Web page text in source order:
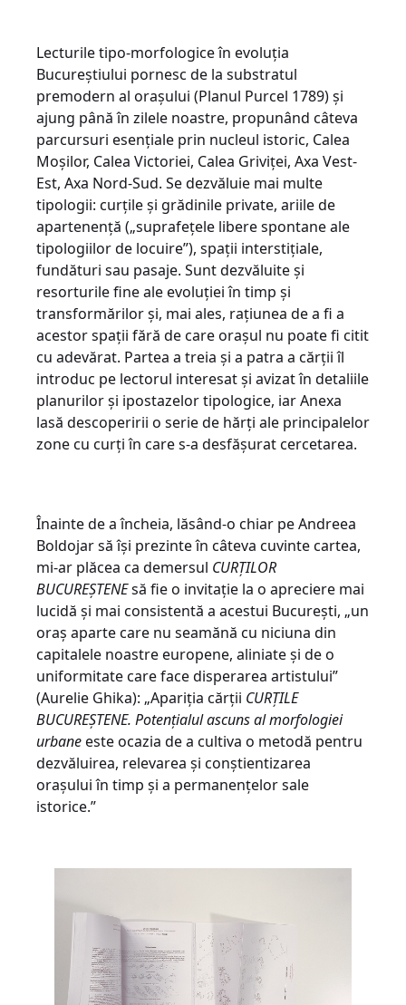
Lecturile tipo-morfologice în evoluția
Bucureștiului pornesc de la substratul
premodern al orașului (Planul Purcel 1789) și
ajung până în zilele noastre, propunând câteva
parcursuri esențiale prin nucleul istoric, Calea
Moșilor, Calea Victoriei, Calea Griviței, Axa Vest-
Est, Axa Nord-Sud. Se dezvăluie mai multe
tipologii: curțile și grădinile private, ariile de
apartenență („suprafețele libere spontane ale
tipologiilor de locuire”), spații interstițiale,
fundături sau pasaje. Sunt dezvăluite și
resorturile fine ale evoluției în timp și
transformărilor și, mai ales, rațiunea de a fi a
acestor spații fără de care orașul nu poate fi citit
cu adevărat. Partea a treia și a patra a cărții îl
introduc pe lectorul interesat și avizat în detaliile
planurilor și ipostazelor tipologice, iar Anexa
lasă descoperirii o serie de hărți ale principalelor
zone cu curți în care s-a desfășurat cercetarea.
Înainte de a încheia, lăsând-o chiar pe Andreea
Boldojar să își prezinte în câteva cuvinte cartea,
mi-ar plăcea ca demersul CURȚILOR
BUCUREȘTENEsă fie o invitație la o apreciere mai
lucidă și mai consistentă a acestui București, „un
oraș aparte care nu seamănă cu niciuna din
capitalele noastre europene, aliniate și de o
uniformitate care face disperarea artistului”
(Aurelie Ghika): „Apariția cărții CURȚILE
BUCUREȘTENE. Potențialul ascuns al morfologiei
urbaneeste ocazia de a cultiva o metodă pentru
dezvăluirea, relevarea și conștientizarea
orașului în timp și a permanențelor sale
istorice.”